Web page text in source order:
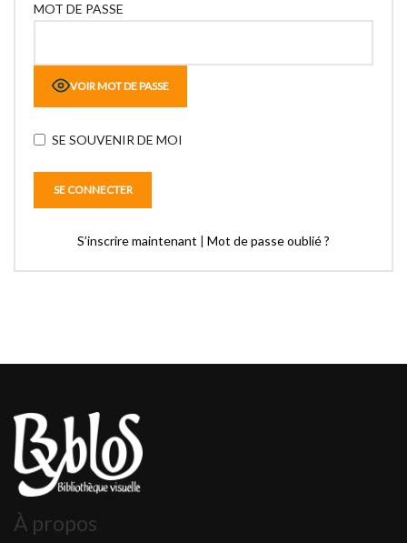
MOT DE PASSE
VOIR MOT DE PASSE
SE SOUVENIR DE MOI
S’inscrire maintenant | Mot de passe oublié ?
À propos